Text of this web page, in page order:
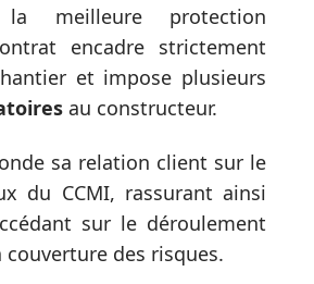
meilleure protection
encadre strictement
et impose plusieurs
au constructeur.
sa relation client sur le
du CCMI, rassurant ainsi
sur le déroulement
des risques.